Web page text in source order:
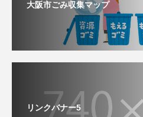
大阪市ごみ収集マップ
リンクバナー5